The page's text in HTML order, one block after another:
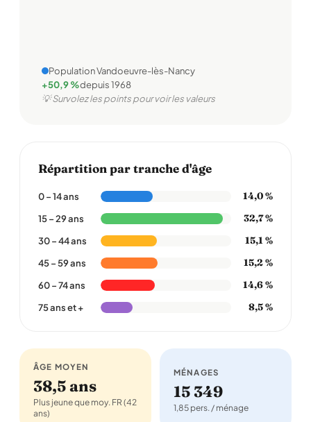
Population Vandoeuvre-lès-Nancy
+50,9 %depuis 1968
💡 Survolez les points pour voir les valeurs
Répartition par tranche d'âge
0 – 14 ans 14,0 %
15 – 29 ans 32,7 %
30 – 44 ans 15,1 %
45 – 59 ans 15,2 %
60 – 74 ans 14,6 %
75 ans et + 8,5 %
ÂGE MOYEN
38,5 ans
Plus jeune que moy. FR (42
ans)
MÉNAGES
15 349
1,85 pers. / ménage